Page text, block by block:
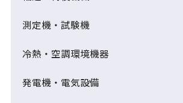
測定機・試験機
冷熱・空調環境機器
発電機・電気設備